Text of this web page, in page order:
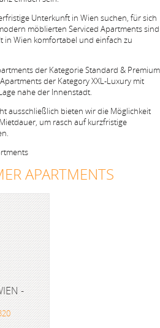
Unterkunft in Wien suchen, für sich
möblierten Serviced Apartments sind
in Wien komfortabel und einfach zu
der Kategorie Standard & Premium
der Kategory XXL-Luxury mit
nahe der Innenstadt.
ausschließlich bieten wir die Möglichkeit
um rasch auf kurzfristige
APARTMENTS
-